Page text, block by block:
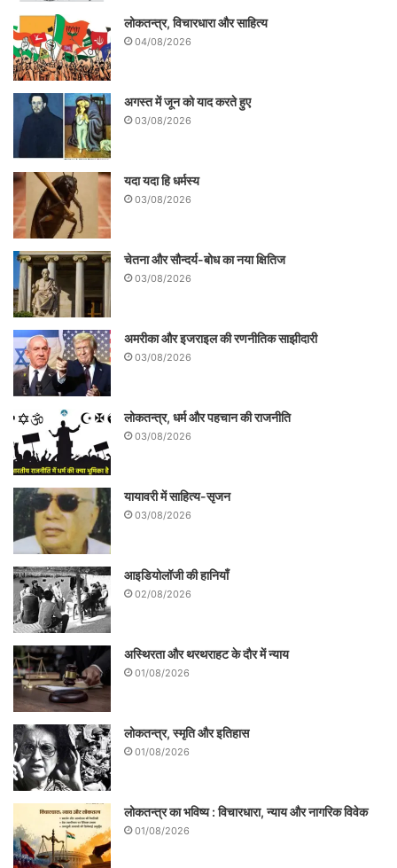
लोकतन्त्र, विचारधारा और साहित्य
04/08/2026
अगस्त में जून को याद करते हुए
03/08/2026
यदा यदा हि धर्मस्य
03/08/2026
चेतना और सौन्दर्य-बोध का नया क्षितिज
03/08/2026
अमरीका और इजराइल की रणनीतिक साझीदारी
03/08/2026
लोकतन्त्र, धर्म और पहचान की राजनीति
03/08/2026
यायावरी में साहित्य-सृजन
03/08/2026
आइडियोलॉजी की हानियाँ
02/08/2026
अस्थिरता और थरथराहट के दौर में न्याय
01/08/2026
लोकतन्त्र, स्मृति और इतिहास
01/08/2026
लोकतन्त्र का भविष्य : विचारधारा, न्याय और नागरिक विवेक
01/08/2026